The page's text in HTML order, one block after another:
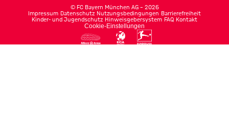
© FC Bayern München AG – 2026
Impressum Datenschutz Nutzungsbedingungen Barrierefreiheit
Kinder- und Jugendschutz Hinweisgebersystem FAQ Kontakt
Cookie-Einstellungen